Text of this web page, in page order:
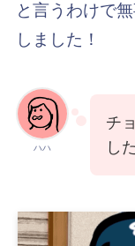
と言うわけで
しました！
ハハ
チ
し